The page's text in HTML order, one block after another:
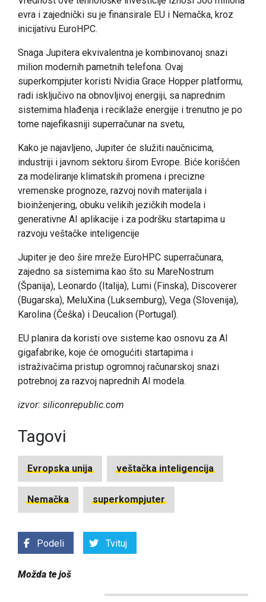
evra i zajednički su je finansirale EU i Nemačka, kroz
inicijativu EuroHPC.
Snaga Jupitera ekvivalentna je kombinovanoj snazi
milion modernih pametnih telefona. Ovaj
superkompjuter koristi Nvidia Grace Hopper platformu,
radi isključivo na obnovljivoj energiji, sa naprednim
sistemima hlađenja i reciklaže energije i trenutno je po
tome najefikasniji superračunar na svetu,
Kako je najavljeno, Jupiter će služiti naučnicima,
industriji i javnom sektoru širom Evrope. Biće korišćen
za modeliranje klimatskih promena i precizne
vremenske prognoze, razvoj novih materijala i
bioinženjering, obuku velikih jezičkih modela i
generativne AI aplikacije i za podršku startapima u
razvoju veštačke inteligencije
Jupiter je deo šire mreže EuroHPC superračunara,
zajedno sa sistemima kao što su MareNostrum
(Španija), Leonardo (Italija), Lumi (Finska), Discoverer
(Bugarska), MeluXina (Luksemburg), Vega (Slovenija),
Karolina (Češka) i Deucalion (Portugal).
EU planira da koristi ove sisteme kao osnovu za AI
gigafabrike, koje će omogućiti startapima i
istraživačima pristup ogromnoj računarskoj snazi
potrebnoj za razvoj naprednih AI modela.
izvor: siliconrepublic.com
Tagovi
Evropska unija veštačka inteligencija
Nemačka superkompjuter
Podeli Tvituj
Možda te još